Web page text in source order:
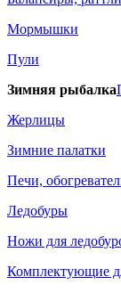
Мормышки
Пули
Зимняя рыбалка
Жерлицы
Зимние палатки
Печи,
Ледобуры
Ножи для
Комплектующие